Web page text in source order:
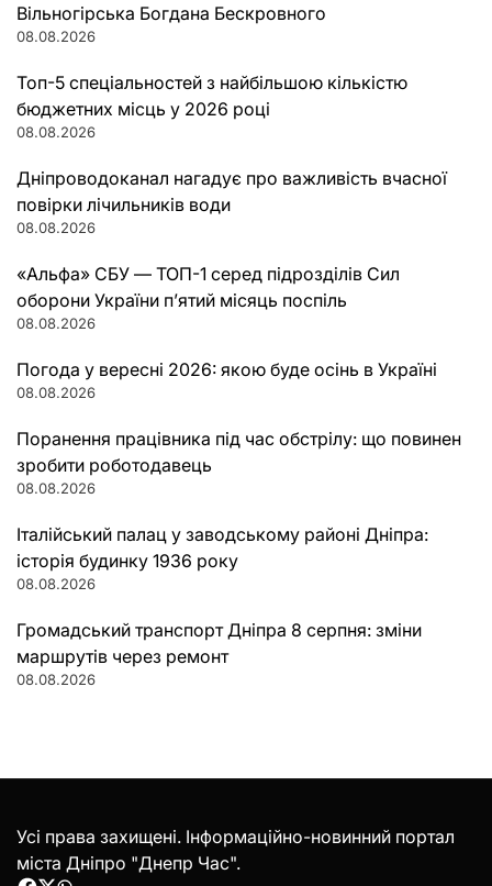
Вільногірська Богдана Бескровного
08.08.2026
Топ-5 спеціальностей з найбільшою кількістю
бюджетних місць у 2026 році
08.08.2026
Дніпроводоканал нагадує про важливість вчасної
повірки лічильників води
08.08.2026
«Альфа» СБУ — ТОП-1 серед підрозділів Сил
оборони України п’ятий місяць поспіль
08.08.2026
Погода у вересні 2026: якою буде осінь в Україні
08.08.2026
Поранення працівника під час обстрілу: що повинен
зробити роботодавець
08.08.2026
Італійський палац у заводському районі Дніпра:
історія будинку 1936 року
08.08.2026
Громадський транспорт Дніпра 8 серпня: зміни
маршрутів через ремонт
08.08.2026
Усі права захищені. Інформаційно-новинний портал
міста Дніпро "Днепр Час".